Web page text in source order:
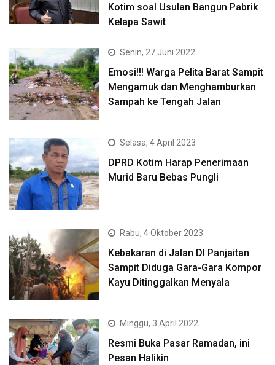
Kotim soal Usulan Bangun Pabrik
Kelapa Sawit
Senin, 27 Juni 2022
Emosi!!! Warga Pelita Barat Sampit
Mengamuk dan Menghamburkan
Sampah ke Tengah Jalan
Selasa, 4 April 2023
DPRD Kotim Harap Penerimaan
Murid Baru Bebas Pungli
Rabu, 4 Oktober 2023
Kebakaran di Jalan DI Panjaitan
Sampit Diduga Gara-Gara Kompor
Kayu Ditinggalkan Menyala
Minggu, 3 April 2022
Resmi Buka Pasar Ramadan, ini
Pesan Halikin